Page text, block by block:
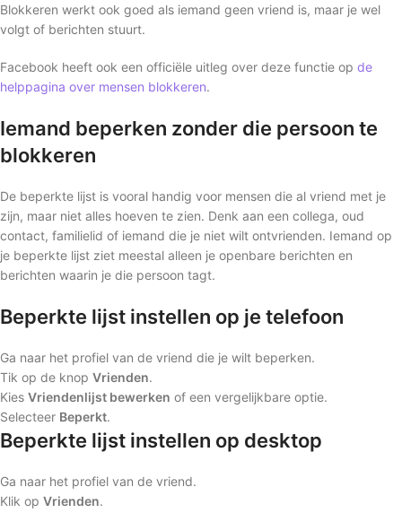
Blokkeren werkt ook goed als iemand geen vriend is, maar je wel
volgt of berichten stuurt.
Facebook heeft ook een officiële uitleg over deze functie op de
helppagina over mensen blokkeren.
Iemand beperken zonder die persoon te
blokkeren
De beperkte lijst is vooral handig voor mensen die al vriend met je
zijn, maar niet alles hoeven te zien. Denk aan een collega, oud
contact, familielid of iemand die je niet wilt ontvrienden. Iemand op
je beperkte lijst ziet meestal alleen je openbare berichten en
berichten waarin je die persoon tagt.
Beperkte lijst instellen op je telefoon
Ga naar het profiel van de vriend die je wilt beperken.
Tik op de knop Vrienden.
Kies Vriendenlijst bewerken of een vergelijkbare optie.
Selecteer Beperkt.
Beperkte lijst instellen op desktop
Ga naar het profiel van de vriend.
Klik op Vrienden.